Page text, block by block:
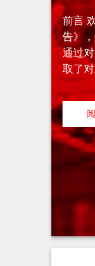
前言
告》
通过
取了